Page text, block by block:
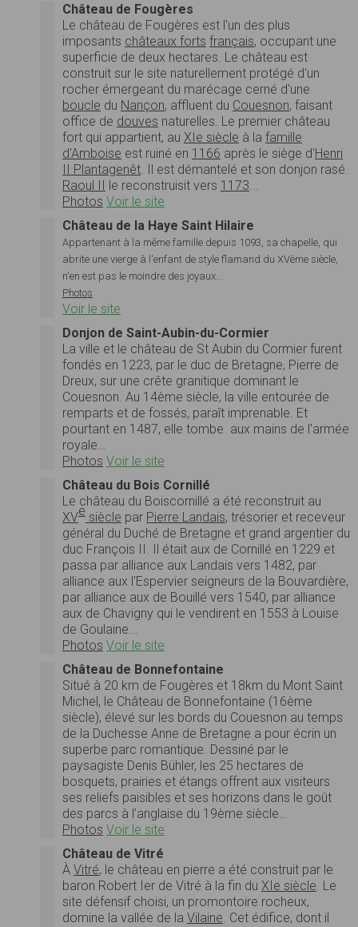
Château de Fougères
Le château de Fougères est l'un des plus
imposants châteaux forts français, occupant une
superficie de deux hectares. Le château est
construit sur le site naturellement protégé d'un
rocher émergeant du marécage cerné d'une
boucle du Nançon, affluent du Couesnon, faisant
office de douves naturelles. Le premier château
fort qui appartient, au XIe siècle à la famille
d'Amboise est ruiné en 1166 après le siège d'Henri
II Plantagenêt. Il est démantelé et son donjon rasé.
Raoul II le reconstruisit vers 1173...
Photos Voir le site
Château de la Haye Saint Hilaire
Appartenant à la même famille depuis 1093, sa chapelle, qui
abrite une vierge à l'enfant de style flamand du XVème siècle,
n'en est pas le moindre des joyaux...
Photos
Voir le site
Donjon de Saint-Aubin-du-Cormier
La ville et le château de St Aubin du Cormier furent
fondés en 1223, par le duc de Bretagne, Pierre de
Dreux, sur une crête granitique dominant le
Couesnon. Au 14ème siècle, la ville entourée de
remparts et de fossés, paraît imprenable. Et
pourtant en 1487, elle tombe aux mains de l'armée
royale…
Photos Voir le site
Château du Bois Cornillé
Le château du Boiscornillé a été reconstruit au
XVe siècle par Pierre Landais, trésorier et receveur
général du Duché de Bretagne et grand argentier du
duc François II. Il était aux de Cornillé en 1229 et
passa par alliance aux Landais vers 1482, par
alliance aux l'Espervier seigneurs de la Bouvardière,
par alliance aux de Bouillé vers 1540, par alliance
aux de Chavigny qui le vendirent en 1553 à Louise
de Goulaine...
Photos Voir le site
Château de Bonnefontaine
Situé à 20 km de Fougères et 18km du Mont Saint
Michel, le Château de Bonnefontaine (16ème
siècle), élevé sur les bords du Couesnon au temps
de la Duchesse Anne de Bretagne a pour écrin un
superbe parc romantique. Dessiné par le
paysagiste Denis Bühler, les 25 hectares de
bosquets, prairies et étangs offrent aux visiteurs
ses reliefs paisibles et ses horizons dans le goût
des parcs à l’anglaise du 19ème siècle…
Photos Voir le site
Château de Vitré
À Vitré, le château en pierre a été construit par le
baron Robert Ier de Vitré à la fin du XIe siècle. Le
site défensif choisi, un promontoire rocheux,
domine la vallée de la Vilaine. Cet édifice, dont il